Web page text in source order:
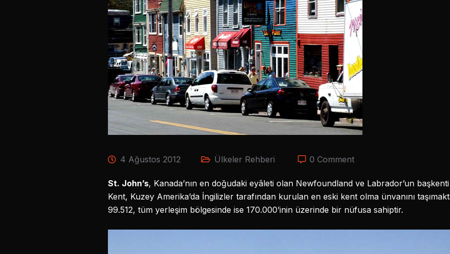
4 Ağustos 2012 Ülkeler Rehberi 0 Comment
St. John’s, Kanada’nın en doğudaki eyâleti olan Newfoundland ve Labrador’un
Kent, Kuzey Amerika’da İngilizler tarafından kurulan en eski kent olma ünvanını
99.512, tüm yerleşim bölgesinde ise 170.000’inin üzerinde bir nüfusa sahiptir.